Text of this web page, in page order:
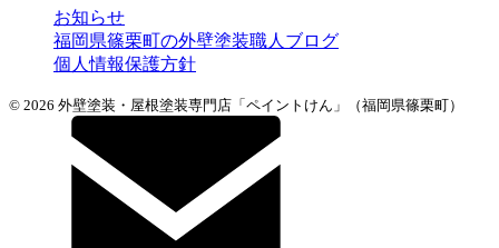
お知らせ
福岡県篠栗町の外壁塗装職人ブログ
個人情報保護方針
© 2026 外壁塗装・屋根塗装専門店「ペイントけん」（福岡県篠栗町）